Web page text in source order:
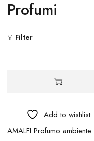
Profumi
Filter
Add to wishlist